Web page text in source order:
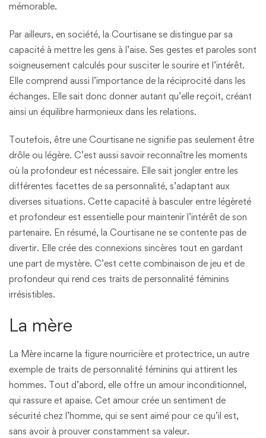
mémorable.
Par ailleurs, en société, la Courtisane se distingue par sa
capacité à mettre les gens à l’aise. Ses gestes et paroles sont
soigneusement calculés pour susciter le sourire et l’intérêt.
Elle comprend aussi l’importance de la réciprocité dans les
échanges. Elle sait donc donner autant qu’elle reçoit, créant
ainsi un équilibre harmonieux dans les relations.
Toutefois, être une Courtisane ne signifie pas seulement être
drôle ou légère. C’est aussi savoir reconnaître les moments
où la profondeur est nécessaire. Elle sait jongler entre les
différentes facettes de sa personnalité, s’adaptant aux
diverses situations. Cette capacité à basculer entre légèreté
et profondeur est essentielle pour maintenir l’intérêt de son
partenaire. En résumé, la Courtisane ne se contente pas de
divertir. Elle crée des connexions sincères tout en gardant
une part de mystère. C’est cette combinaison de jeu et de
profondeur qui rend ces traits de personnalité féminins
irrésistibles.
La mère
La Mère incarne la figure nourricière et protectrice, un autre
exemple de traits de personnalité féminins qui attirent les
hommes. Tout d’abord, elle offre un amour inconditionnel,
qui rassure et apaise. Cet amour crée un sentiment de
sécurité chez l’homme, qui se sent aimé pour ce qu’il est,
sans avoir à prouver constamment sa valeur.